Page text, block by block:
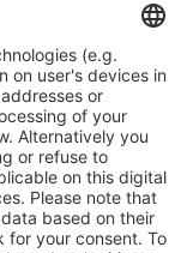
přihlášené
hotelů,